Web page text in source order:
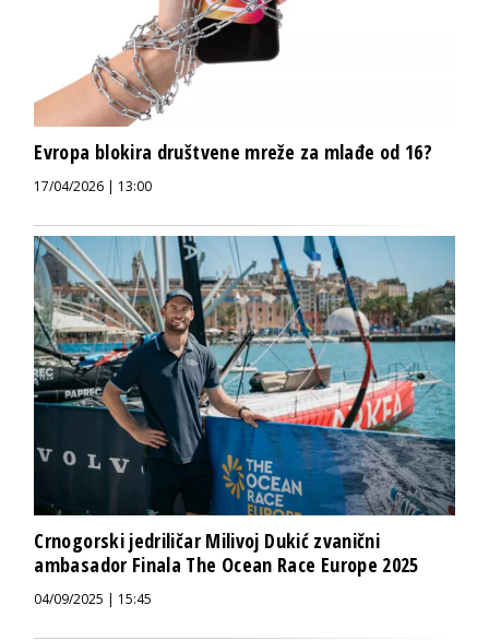
Evropa blokira društvene mreže za mlađe od 16?
17/04/2026 | 13:00
Crnogorski jedriličar Milivoj Dukić zvanični
ambasador Finala The Ocean Race Europe 2025
04/09/2025 | 15:45